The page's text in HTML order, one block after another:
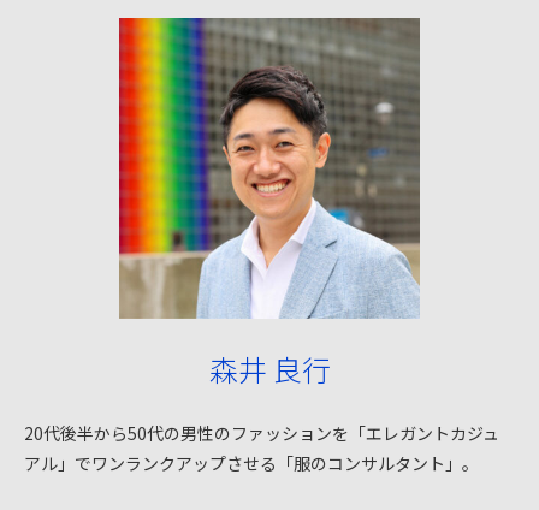
森井 良行
20代後半から50代の男性のファッションを「エレガントカジュ
アル」でワンランクアップさせる「服のコンサルタント」。